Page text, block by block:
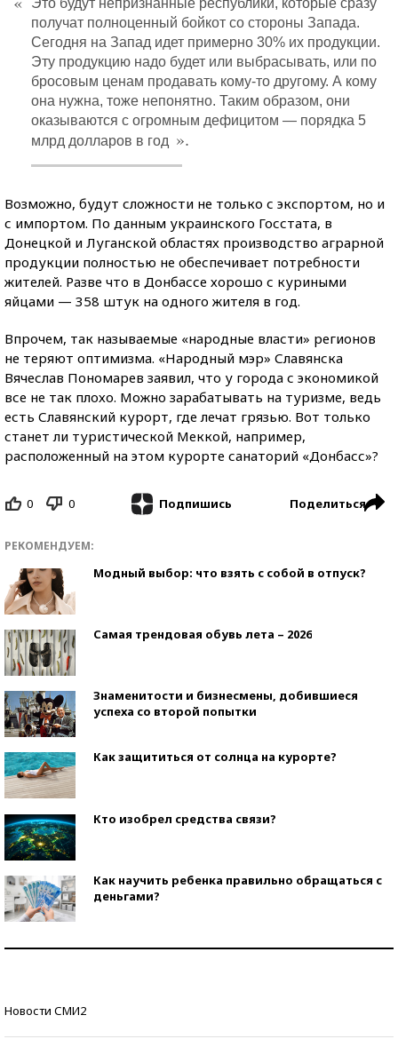
Это будут непризнанные республики, которые сразу
получат полноценный бойкот со стороны Запада.
Сегодня на Запад идет примерно 30% их продукции.
Эту продукцию надо будет или выбрасывать, или по
бросовым ценам продавать кому-то другому. А кому
она нужна, тоже непонятно. Таким образом, они
оказываются с огромным дефицитом — порядка 5
млрд долларов в год ».
Возможно, будут сложности не только с экспортом, но и
с импортом. По данным украинского Госстата, в
Донецкой и Луганской областях производство аграрной
продукции полностью не обеспечивает потребности
жителей. Разве что в Донбассе хорошо с куриными
яйцами — 358 штук на одного жителя в год.
Впрочем, так называемые «народные власти» регионов
не теряют оптимизма. «Народный мэр» Славянска
Вячеслав Пономарев заявил, что у города с экономикой
все не так плохо. Можно зарабатывать на туризме, ведь
есть Славянский курорт, где лечат грязью. Вот только
станет ли туристической Меккой, например,
расположенный на этом курорте санаторий «Донбасс»?
0 0 Подпишись Поделиться
РЕКОМЕНДУЕМ:
Модный выбор: что взять с собой в отпуск?
Самая трендовая обувь лета – 2026
Знаменитости и бизнесмены, добившиеся
успеха со второй попытки
Как защититься от солнца на курорте?
Кто изобрел средства связи?
Как научить ребенка правильно обращаться с
деньгами?
Новости СМИ2